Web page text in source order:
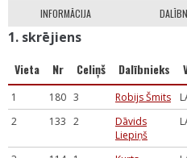
INFORMĀCIJA
1. skrējiens
Vieta Nr Celiņš Dalībnieks
1 180 3 Robijs Šmits
2
133 2
Dāvids
Liepiņš